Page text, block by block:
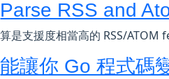
Parse RSS and
算是支援度相當高的 RSS/ATOM
能讓你 Go 程式碼